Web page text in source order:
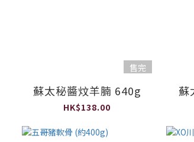
售完
蘇太秘醬炆羊腩 640g
HK$138.00
蘇